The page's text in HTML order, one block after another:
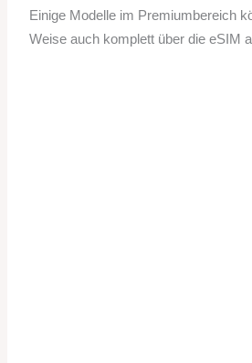
Einige Modelle im Premiumbereich
Weise auch komplett über die eSIM